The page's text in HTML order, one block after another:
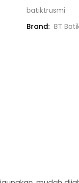
batiktrusmi
Brand: BT